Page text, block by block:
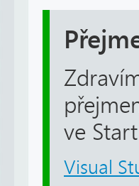
ve
Visual